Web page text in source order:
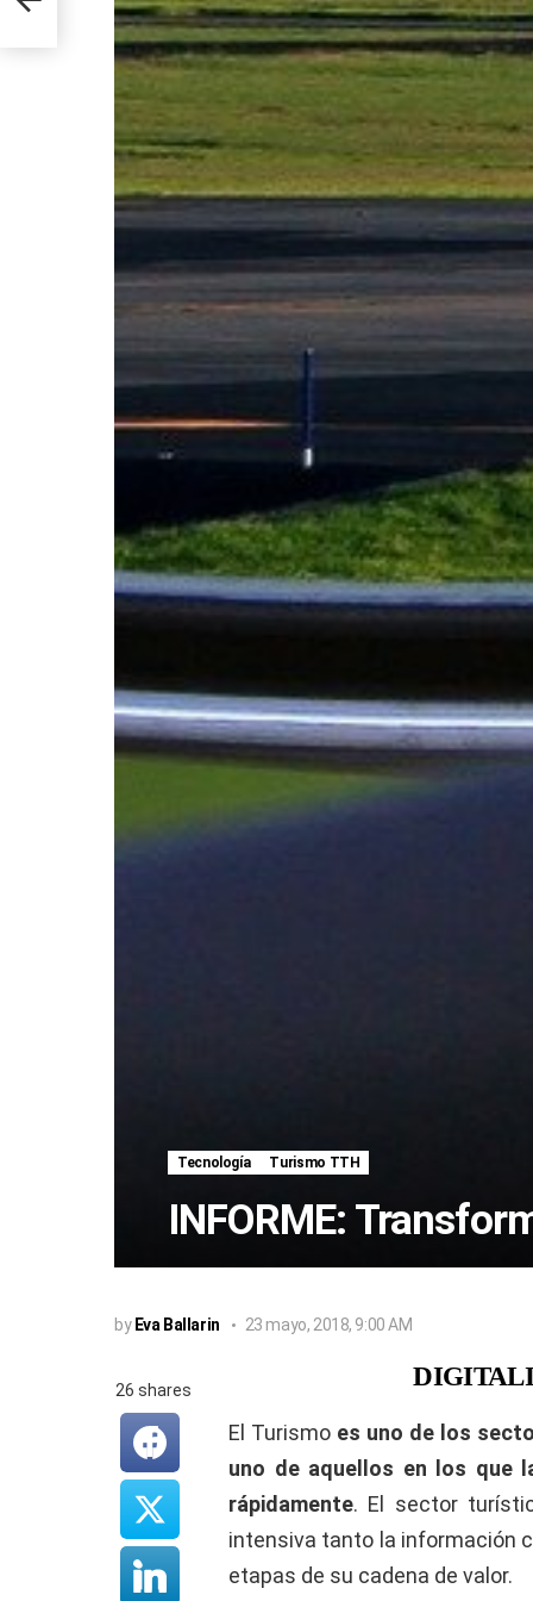
Tecnología Turismo TTH
INFORME:
by Eva Ballarin 23 mayo, 2018, 9:00 AM
El Turismo es uno de los
uno de aquellos en los que
rápidamente. El sector
intensiva tanto la información
etapas de su cadena de valor.
26 shares